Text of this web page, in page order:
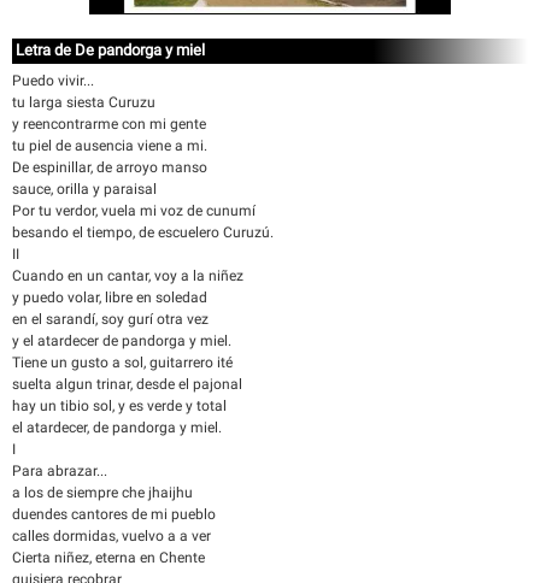
Letra de De pandorga y miel
Puedo vivir...
tu larga siesta Curuzu
y reencontrarme con mi gente
tu piel de ausencia viene a mi.
De espinillar, de arroyo manso
sauce, orilla y paraisal
Por tu verdor, vuela mi voz de cunumí
besando el tiempo, de escuelero Curuzú.
II
Cuando en un cantar, voy a la niñez
y puedo volar, libre en soledad
en el sarandí, soy gurí otra vez
y el atardecer de pandorga y miel.
Tiene un gusto a sol, guitarrero ité
suelta algun trinar, desde el pajonal
hay un tibio sol, y es verde y total
el atardecer, de pandorga y miel.
I
Para abrazar...
a los de siempre che jhaijhu
duendes cantores de mi pueblo
calles dormidas, vuelvo a a ver
Cierta niñez, eterna en Chente
quisiera recobrar